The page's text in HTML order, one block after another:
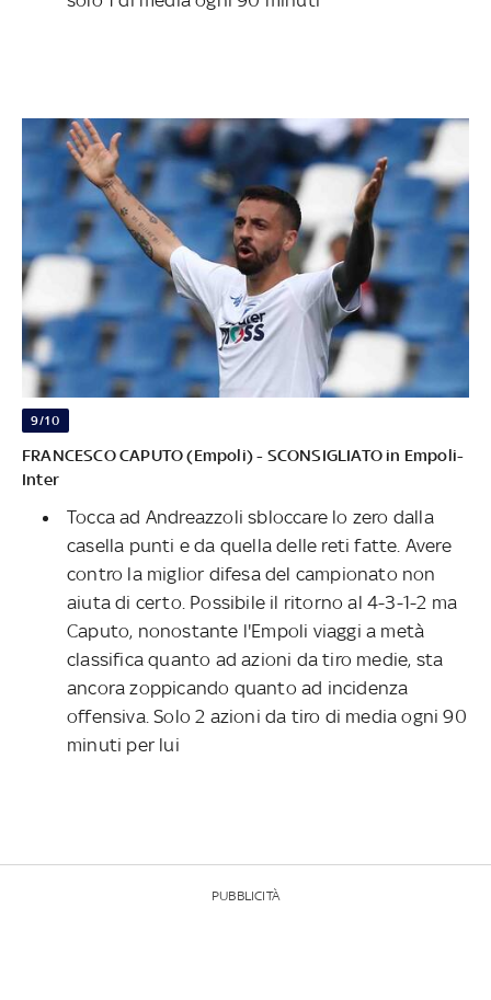
9/10
FRANCESCO CAPUTO (Empoli) - SCONSIGLIATO in Empoli-
Inter
Tocca ad Andreazzoli sbloccare lo zero dalla
casella punti e da quella delle reti fatte. Avere
contro la miglior difesa del campionato non
aiuta di certo. Possibile il ritorno al 4-3-1-2 ma
Caputo, nonostante l'Empoli viaggi a metà
classifica quanto ad azioni da tiro medie, sta
ancora zoppicando quanto ad incidenza
offensiva. Solo 2 azioni da tiro di media ogni 90
minuti per lui
PUBBLICITÀ